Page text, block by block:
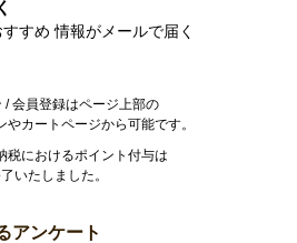
すめ 情報がメールで届く
会員登録はページ上部の
やカートページから可能です。
税におけるポイント付与は
いたしました。
アンケート